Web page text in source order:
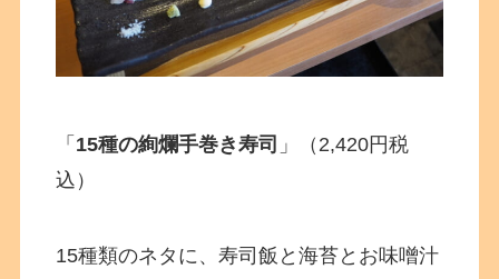
「 15種の絢爛手巻き寿司 」（2,420円税
込）
15種類のネタに、寿司飯と海苔とお味噌汁